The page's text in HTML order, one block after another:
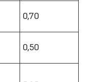
0,70
0,50